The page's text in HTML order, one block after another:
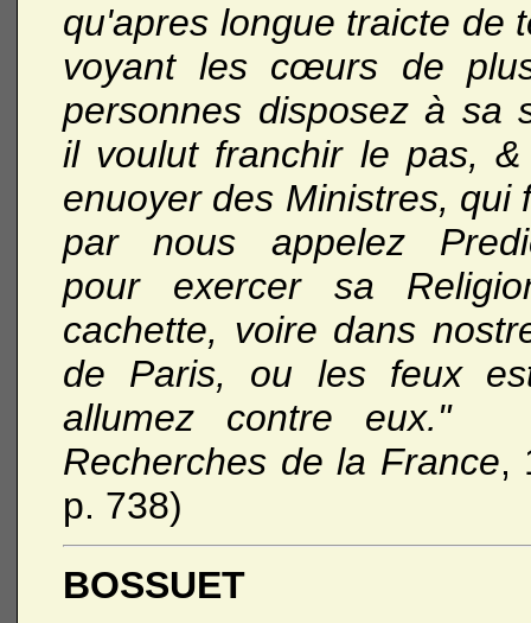
qu'apres longue traicte de
voyant les cœurs de
personnes disposez à sa
il voulut franchir le pas, &
enuoyer des Ministres, qui
par nous appelez
pour exercer sa
cachette, voire dans
de Paris, ou les feux
allumez contre eux."
Recherches de la France,
p. 738)
BOSSUET